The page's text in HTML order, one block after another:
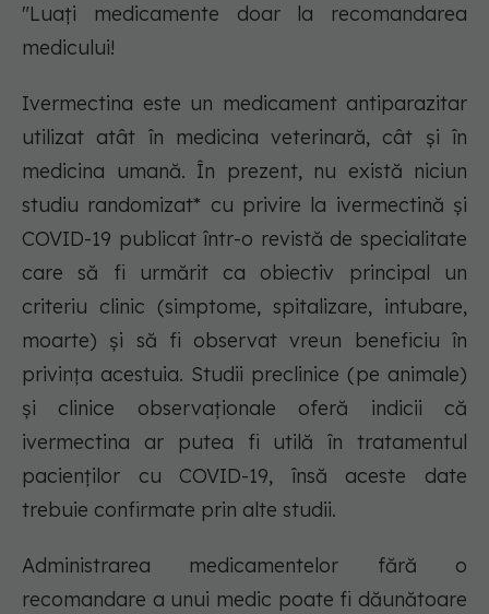
"Luați medicamente doar la recomandarea
medicului!
Ivermectina este un medicament antiparazitar
utilizat atât în medicina veterinară, cât și în
medicina umană. În prezent, nu există niciun
studiu randomizat* cu privire la ivermectină și
COVID-19 publicat într-o revistă de specialitate
care să fi urmărit ca obiectiv principal un
criteriu clinic (simptome, spitalizare, intubare,
moarte) și să fi observat vreun beneficiu în
privința acestuia. Studii preclinice (pe animale)
și clinice observaționale oferă indicii că
ivermectina ar putea fi utilă în tratamentul
pacienților cu COVID-19, însă aceste date
trebuie confirmate prin alte studii.
Administrarea medicamentelor fără o
recomandare a unui medic poate fi dăunătoare